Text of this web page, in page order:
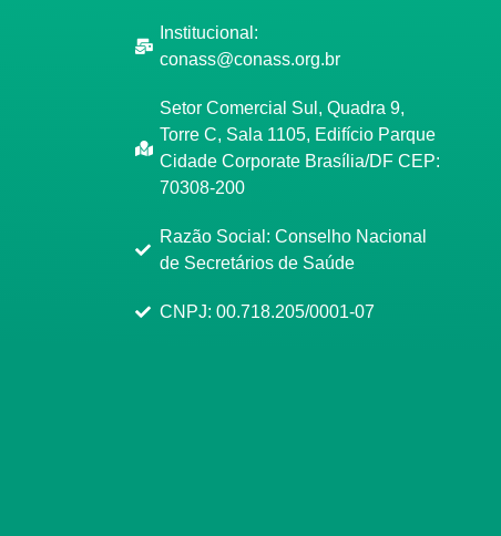
Institucional:
conass@conass.org.br
Setor Comercial Sul, Quadra 9,
Torre C, Sala 1105, Edifício Parque
Cidade Corporate Brasília/DF CEP:
70308-200
Razão Social: Conselho Nacional
de Secretários de Saúde
CNPJ: 00.718.205/0001-07